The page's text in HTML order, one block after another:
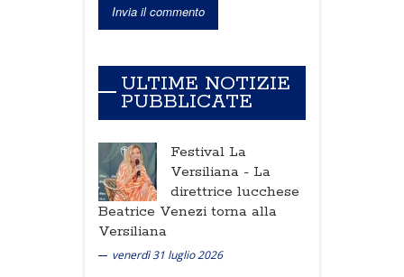
ULTIME NOTIZIE
PUBBLICATE
Festival La
Versiliana - La
direttrice lucchese
Beatrice Venezi torna alla
Versiliana
venerdì 31 luglio 2026